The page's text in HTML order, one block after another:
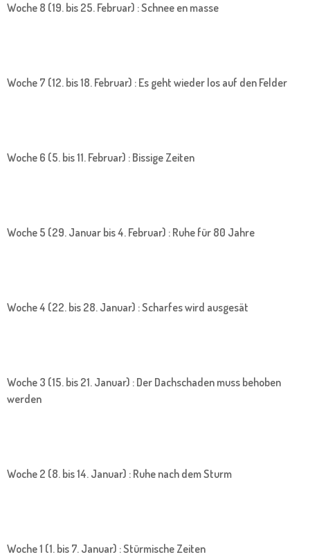
Woche 8 (19. bis 25. Februar) : Schnee en masse
Woche 7 (12. bis 18. Februar) : Es geht wieder los auf den Felder
Woche 6 (5. bis 11. Februar) : Bissige Zeiten
Woche 5 (29. Januar bis 4. Februar) : Ruhe für 80 Jahre
Woche 4 (22. bis 28. Januar) : Scharfes wird ausgesät
Woche 3 (15. bis 21. Januar) : Der Dachschaden muss behoben
werden
Woche 2 (8. bis 14. Januar) : Ruhe nach dem Sturm
Woche 1 (1. bis 7. Januar) : Stürmische Zeiten